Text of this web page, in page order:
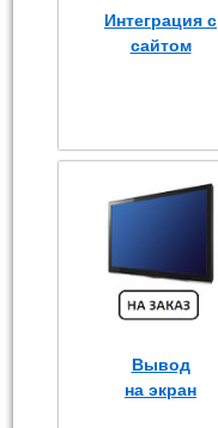
Интеграция с
сайтом
Вывод
на экран